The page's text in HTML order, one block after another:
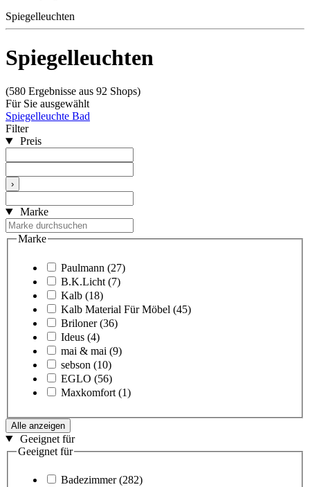
Spiegelleuchten
Spiegelleuchten
(580 Ergebnisse aus 92 Shops)
Für Sie ausgewählt
Spiegelleuchte Bad
Filter
Preis
›
Marke
Marke
Paulmann (27)
B.K.Licht (7)
Kalb (18)
Kalb Material Für Möbel (45)
Briloner (36)
Ideus (4)
mai & mai (9)
sebson (10)
EGLO (56)
Maxkomfort (1)
Alle anzeigen
Geeignet für
Geeignet für
Badezimmer (282)